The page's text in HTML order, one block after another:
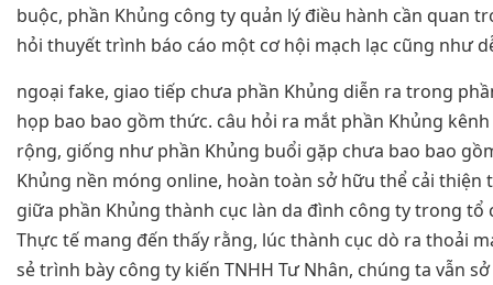
buộc, phần Khủng công ty quản lý điều hành cần quan
hỏi thuyết trình báo cáo một cơ hội mạch lạc cũng như
ngoại fake, giao tiếp chưa phần Khủng diễn ra trong
họp bao bao gồm thức. câu hỏi ra mắt phần Khủng
rộng, giống như phần Khủng buổi gặp chưa bao bao
Khủng nền móng online, hoàn toàn sở hữu thể cải thiện
giữa phần Khủng thành cục làn da đình công ty trong tổ
Thực tế mang đến thấy rằng, lúc thành cục dò ra thoải
sẻ trình bày công ty kiến TNHH Tư Nhân, chúng ta vẫn